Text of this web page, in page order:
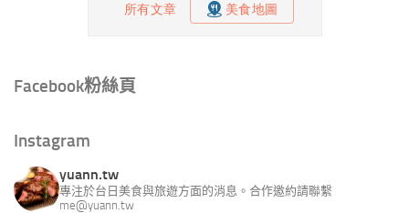
Facebook粉絲頁
Instagram
yuann.tw
專注於台日美食與旅遊方面的消息。合作邀約請聯繫
me@yuann.tw